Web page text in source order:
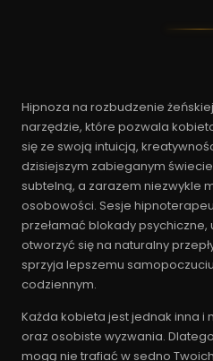
Hipnoza na rozbudzenie
narzędzie, które pozwala
się ze swoją intuicją,
dzisiejszym zabieganym
subtelną, a zarazem niezwykle
osobowości. Sesje
przełamać blokady psychiczne,
otworzyć się na naturalny
sprzyja lepszemu
codziennym.
Każda kobieta jest jednak inna i
oraz osobiste wyzwania.
mogą nie trafiać w sedno